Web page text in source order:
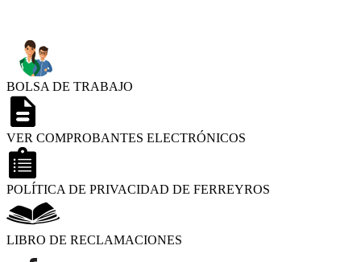
BOLSA DE TRABAJO
VER COMPROBANTES ELECTRÓNICOS
POLÍTICA DE PRIVACIDAD DE FERREYROS
LIBRO DE RECLAMACIONES